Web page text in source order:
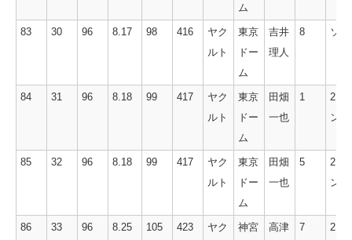
ム
83 30 96 8.17 98 416
ヤク
ルト
東京
ドー
ム
吉井
理人
8 ソロ
84 31 96 8.18 99 417
ヤク
ルト
東京
ドー
ム
田畑
一也
1
2ラ
ン
85 32 96 8.18 99 417
ヤク
ルト
東京
ドー
ム
田畑
一也
5
2ラ
ン
86 33 96 8.25 105 423
ヤク
神宮
高津
7
2ラ